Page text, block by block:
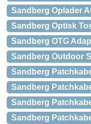
Sandberg Oplader
Sandberg Optisk
Sandberg OTG
Sandberg Outdoor
Sandberg
Sandberg
Sandberg
Sandberg